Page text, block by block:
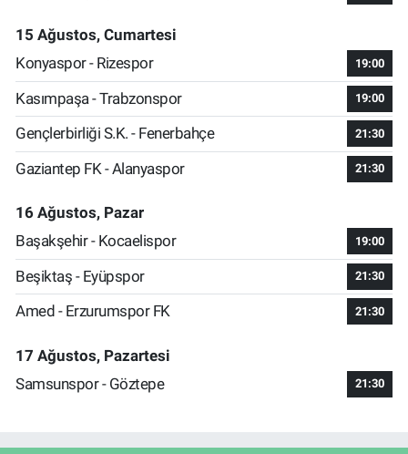
15 Ağustos, Cumartesi
Konyaspor - Rizespor
19:00
Kasımpaşa - Trabzonspor 19:00
Gençlerbirliği S.K. - Fenerbahçe 21:30
Gaziantep FK - Alanyaspor 21:30
16 Ağustos, Pazar
Başakşehir - Kocaelispor
19:00
Beşiktaş - Eyüpspor 21:30
Amed - Erzurumspor FK 21:30
17 Ağustos, Pazartesi
Samsunspor - Göztepe
21:30